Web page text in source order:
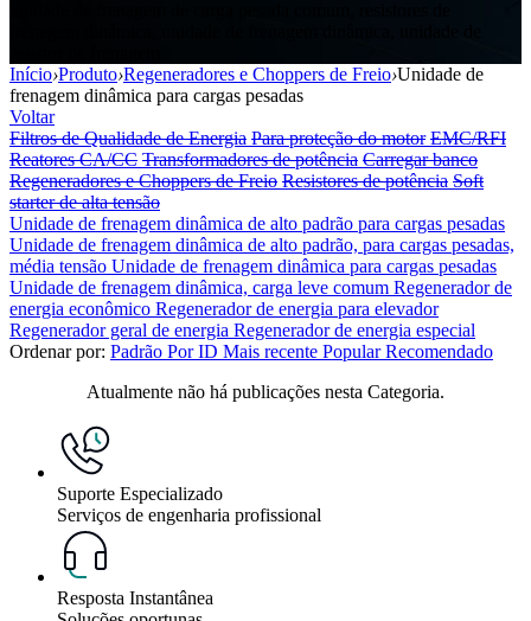
Início›Produto›Regeneradores e Choppers de Freio›Unidade de
frenagem dinâmica para cargas pesadas
Voltar
Filtros de Qualidade de Energia Para proteção do motor EMC/RFI
Reatores CA/CC Transformadores de potência Carregar banco
Regeneradores e Choppers de Freio Resistores de potência Soft
starter de alta tensão
Unidade de frenagem dinâmica de alto padrão para cargas pesadas
Unidade de frenagem dinâmica de alto padrão, para cargas pesadas,
média tensão Unidade de frenagem dinâmica para cargas pesadas
Unidade de frenagem dinâmica, carga leve comum Regenerador de
energia econômico Regenerador de energia para elevador
Regenerador geral de energia Regenerador de energia especial
Ordenar por: Padrão Por ID Mais recente PopularRecomendado
Atualmente não há publicações nesta Categoria.
Suporte Especializado
Serviços de engenharia profissional
Resposta Instantânea